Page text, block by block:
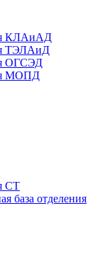
КЛАиАД
ТЭЛАиД
ОГСЭД
МОПД
СТ
база отделения